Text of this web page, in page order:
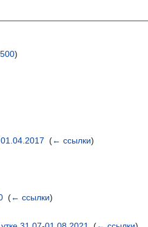
500)
‎(← ссылки)
‎(← ссылки)